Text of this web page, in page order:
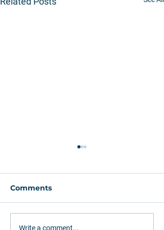
Comments
Write a comment...